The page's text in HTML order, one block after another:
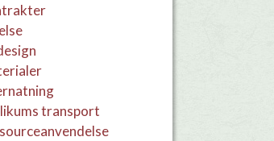
transport